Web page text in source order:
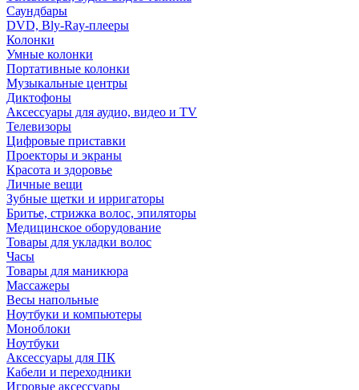
Саундбары
DVD, Bly-Ray-плееры
Колонки
Умные колонки
Портативные колонки
Музыкальные центры
Диктофоны
Аксессуары для аудио, видео и TV
Телевизоры
Цифровые приставки
Проекторы и экраны
Красота и здоровье
Личные вещи
Зубные щетки и ирригаторы
Бритье, стрижка волос, эпиляторы
Медицинское оборудование
Товары для укладки волос
Часы
Товары для маникюра
Массажеры
Весы напольные
Ноутбуки и компьютеры
Моноблоки
Ноутбуки
Аксессуары для ПК
Кабели и переходники
Игровые аксессуары